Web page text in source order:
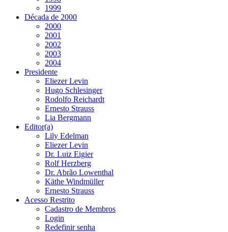
1999
Década de 2000
2000
2001
2002
2003
2004
Presidente
Eliezer Levin
Hugo Schlesinger
Rodolfo Reichardt
Ernesto Strauss
Lia Bergmann
Editor(a)
Lily Edelman
Eliezer Levin
Dr. Luiz Eigier
Rolf Herzberg
Dr. Abrão Lowenthal
Käthe Windmüller
Ernesto Strauss
Acesso Restrito
Cadastro de Membros
Login
Redefinir senha